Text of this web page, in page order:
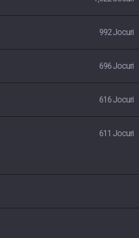
992Jocuri
696Jocuri
616Jocuri
611 Jocuri